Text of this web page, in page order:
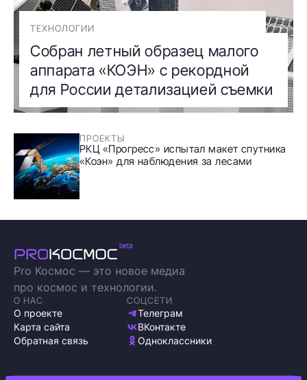
ТЕХНОЛОГИИ
Собран летный образец малого
аппарата «КОЭН» с рекордной
для России детализацией съемки
ПРОЕКТЫ
РКЦ «Прогресс» испытал макет спутника
«Коэн» для наблюдения за лесами
Pro Космос — это новое медиа
про космос и технологии.
О НАС
О проекте
Карта сайта
Обратная связь
СОЦСЕТИ
Телеграм
ВКонтакте
Одноклассники